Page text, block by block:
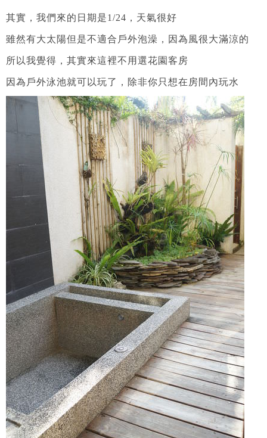
其實，我們來的日期是1/24，天氣很好
雖然有大太陽但是不適合戶外泡澡， 因為風很大滿涼的
所以我覺得，其實來這裡不用選花園客房
因為戶外泳池就可以玩了，除非你只想在房間內玩水